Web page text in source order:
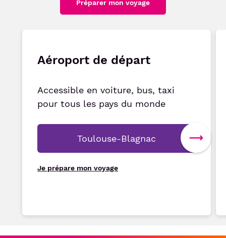
Préparer mon voyage
Aéroport de départ
Accessible en voiture, bus, taxi
pour tous les pays du monde
Toulouse-Blagnac
Je prépare mon voyage